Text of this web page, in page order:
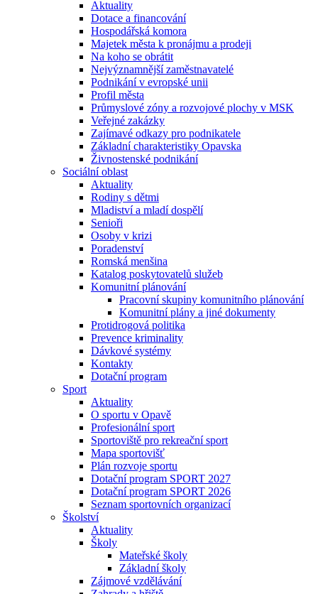
Aktuality
Dotace a financování
Hospodářská komora
Majetek města k pronájmu a prodeji
Na koho se obrátit
Nejvýznamnější zaměstnavatelé
Podnikání v evropské unii
Profil města
Průmyslové zóny a rozvojové plochy v MSK
Veřejné zakázky
Zajímavé odkazy pro podnikatele
Základní charakteristiky Opavska
Živnostenské podnikání
Sociální oblast
Aktuality
Rodiny s dětmi
Mladiství a mladí dospělí
Senioři
Osoby v krizi
Poradenství
Romská menšina
Katalog poskytovatelů služeb
Komunitní plánování
Pracovní skupiny komunitního plánování
Komunitní plány a jiné dokumenty
Protidrogová politika
Prevence kriminality
Dávkové systémy
Kontakty
Dotační program
Sport
Aktuality
O sportu v Opavě
Profesionální sport
Sportoviště pro rekreační sport
Mapa sportovišť
Plán rozvoje sportu
Dotační program SPORT 2027
Dotační program SPORT 2026
Seznam sportovních organizací
Školství
Aktuality
Školy
Mateřské školy
Základní školy
Zájmové vzdělávání